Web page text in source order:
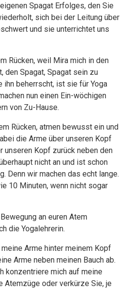
Spagat Erfolges, den Sie
sich bei der Leitung über
und sie unterrichtet uns
Rücken, weil Mira mich in den
den Spagat, Spagat sein zu
beherrscht, ist sie für Yoga
nun einen Ein-wöchigen
von Zu-Hause.
Rücken, atmen bewusst ein und
die Arme über unseren Kopf
unseren Kopf zurück neben den
nicht an und ist schon
Denn wir machen das echt lange.
10 Minuten, wenn nicht sogar
an euren Atem
die Yogalehrerin.
meine Arme hinter meinem Kopf
Arme neben meinen Bauch ab.
konzentriere mich auf meine
Atemzüge oder verkürze Sie, je